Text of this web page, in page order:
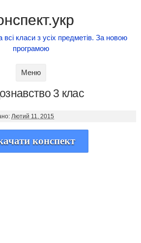
всі класи з усіх предметів. За новою
програмою
Меню
3 клас
Лютий 11, 2015
конспект